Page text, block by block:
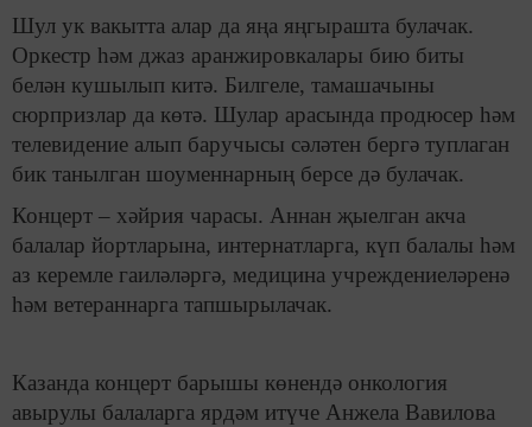
Шул ук вакытта алар да яңа яңгырашта булачак.
Оркестр һәм джаз аранжировкалары бию биты
белән кушылып китә. Билгеле, тамашачыны
сюрпризлар да көтә. Шулар арасында продюсер һәм
телевидение алып баручысы сәләтен бергә туплаган
бик танылган шоуменнарның берсе дә булачак.
Концерт – хәйрия чарасы. Аннан җыелган акча
балалар йортларына, интернатларга, күп балалы һәм
аз керемле гаиләләргә, медицина учреждениеләренә
һәм ветераннарга тапшырылачак.
Казанда концерт барышы көнендә онкология
авырулы балаларга ярдәм итүче Анжела Вавилова